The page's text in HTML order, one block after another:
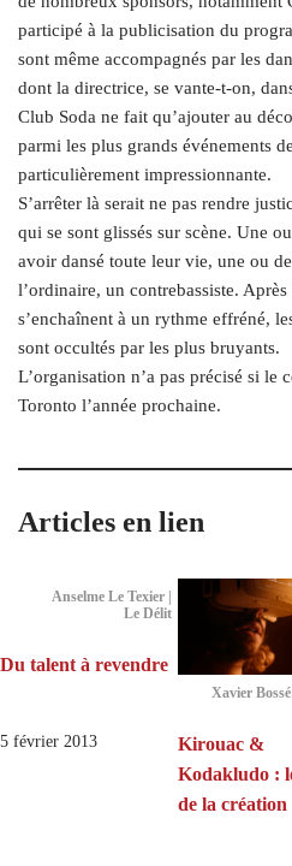
participé à la publicisation du
sont même accompagnés par les
dont la directrice, se vante-t-on,
Club Soda ne fait qu’ajouter au
parmi les plus grands événements
particulièrement impressionnante.
S’arrêter là serait ne pas rendre
qui se sont glissés sur scène. Une
avoir dansé toute leur vie, une ou
l’ordinaire, un contrebassiste.
s’enchaînent à un rythme effréné,
sont occultés par les plus bruyants.
L’organisation n’a pas précisé si le
Toronto l’année prochaine.
Articles en lien
Anselme Le Texier |
Le Délit
Du talent à revendre
5 février 2013
Xavier
Kirouac &
Kodakludo :
de la création